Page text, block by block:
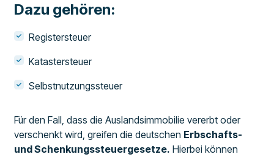
Dazu gehören:
Registersteuer
Katastersteuer
Selbstnutzungssteuer
Für den Fall, dass die Auslandsimmobilie vererbt oder
verschenkt wird, greifen die deutschen Erbschafts-
und Schenkungssteuergesetze. Hierbei können